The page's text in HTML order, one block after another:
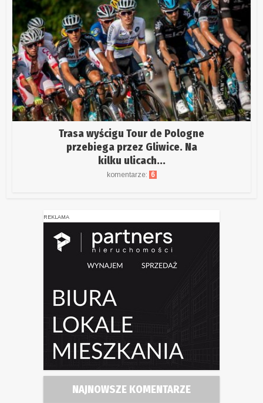
Trasa wyścigu Tour de Pologne
przebiega przez Gliwice. Na
kilku ulicach...
komentarze: 6
REKLAMA
NAJNOWSZE KOMENTARZE